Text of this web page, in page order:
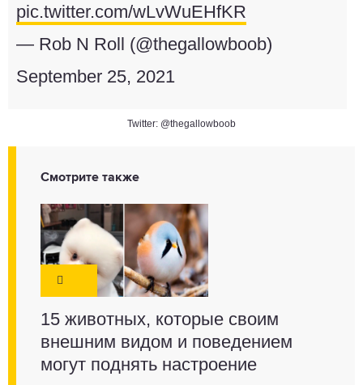
pic.twitter.com/wLvWuEHfKR
— Rob N Roll (@thegallowboob)
September 25, 2021
Twitter: @thegallowboob
Смотрите также
15 животных, которые своим
внешним видом и поведением
могут поднять настроение